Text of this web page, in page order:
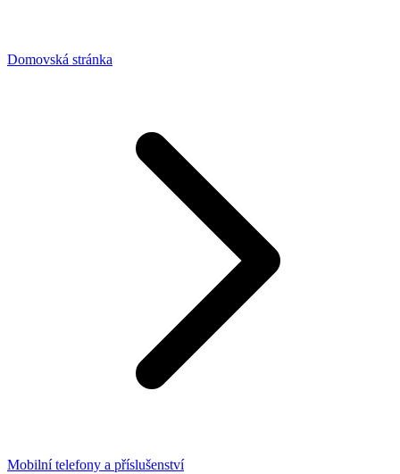
Domovská stránka
Mobilní telefony a příslušenství